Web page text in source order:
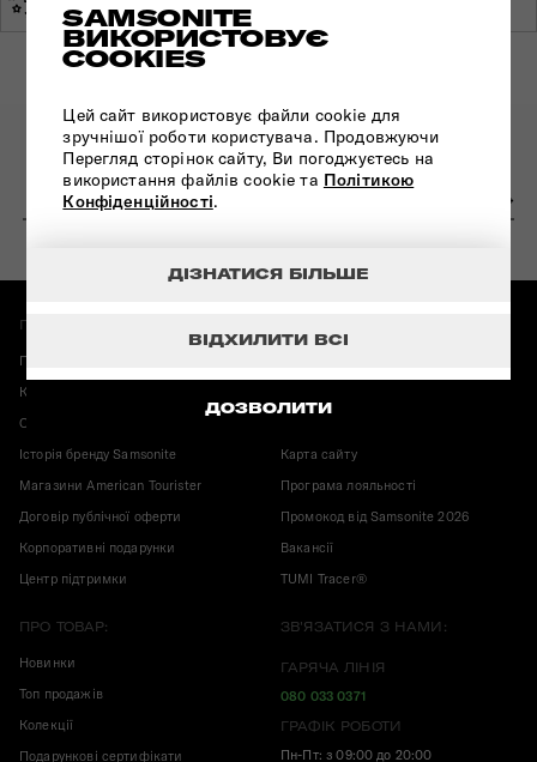
SAMSONITE
ВИКОРИСТОВУЄ
COOKIES
Цей сайт використовує файли cookie для
зручнішої роботи користувача. Продовжуючи
Перегляд сторінок сайту, Ви погоджуєтесь на
використання файлів cookie та Політикою
Конфіденційності.
ДОЗВОЛИТИ
ВІДХИЛИТИ ВСІ
ДІЗНАТИСЯ БІЛЬШЕ
ПІДПИШІТЬСЯ НА НАШІ НОВИНИ:
ПРО МАГАЗИН:
Повернення і обмін
Карта магазинів
Оплата і доставка
Історія бренду Samsonite
Магазини American Tourister
Договір публічної оферти
Корпоративні подарунки
Центр підтримки
Карта сайту
Програма лояльності
Промокод від Samsonite 2026
Вакансії
TUMI Tracer®
ПРО ТОВАР:
Новинки
Топ продажів
Колекції
Подарункові сертифікати
ЗВ'ЯЗАТИСЯ З НАМИ:
ГАРЯЧА ЛІНІЯ
080 033 0371
ГРАФІК РОБОТИ
Пн-Пт: з 09:00 до 20:00